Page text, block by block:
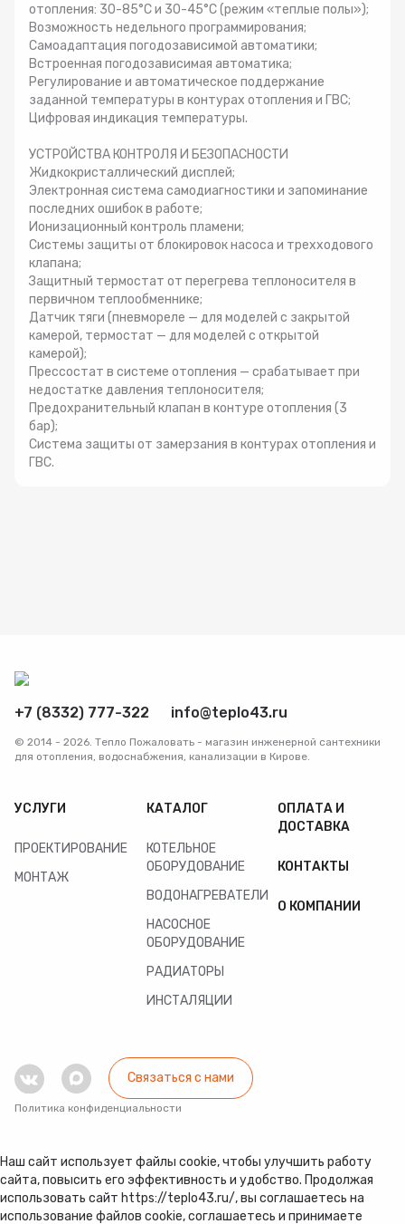
отопления: 30-85°С и 30-45°С (режим «теплые полы»);
Возможность недельного программирования;
Самоадаптация погодозависимой автоматики;
Встроенная погодозависимая автоматика;
Регулирование и автоматическое поддержание
заданной температуры в контурах отопления и ГВС;
Цифровая индикация температуры.
УСТРОЙСТВА КОНТРОЛЯ И БЕЗОПАСНОСТИ
Жидкокристаллический дисплей;
Электронная система самодиагностики и запоминание
последних ошибок в работе;
Ионизационный контроль пламени;
Системы защиты от блокировок насоса и трехходового
клапана;
Защитный термостат от перегрева теплоносителя в
первичном теплообменнике;
Датчик тяги (пневмореле — для моделей с закрытой
камерой, термостат — для моделей с открытой
камерой);
Прессостат в системе отопления — срабатывает при
недостатке давления теплоносителя;
Предохранительный клапан в контуре отопления (3
бар);
Система защиты от замерзания в контурах отопления и
ГВС.
+7 (8332) 777-322 info@teplo43.ru
© 2014 - 2026. Тепло Пожаловать - магазин инженерной сантехники
для отопления, водоснабжения, канализации в Кирове.
УСЛУГИ
ПРОЕКТИРОВАНИЕ
МОНТАЖ
КАТАЛОГ
КОТЕЛЬНОЕ
ОБОРУДОВАНИЕ
ВОДОНАГРЕВАТЕЛИ
НАСОСНОЕ
ОБОРУДОВАНИЕ
РАДИАТОРЫ
ИНСТАЛЯЦИИ
ОПЛАТА И
ДОСТАВКА
КОНТАКТЫ
О КОМПАНИИ
Политика конфиденциальности
Связаться с нами
Наш сайт использует файлы cookie, чтобы улучшить работу
сайта, повысить его эффективность и удобство. Продолжая
использовать сайт https://teplo43.ru/, вы соглашаетесь на
использование файлов cookie, соглашаетесь и принимаете